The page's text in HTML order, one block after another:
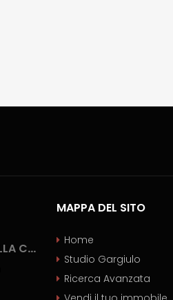
AMPIA VILLA CON GIARDINO Gioia Sannitica
MAPPA DEL SITO
Home
Studio Gargiulo
Ricerca Avanzata